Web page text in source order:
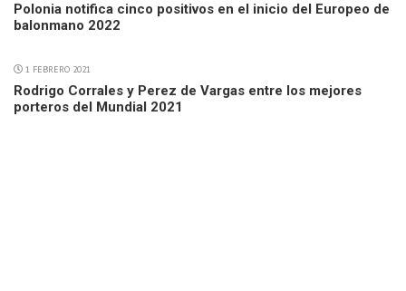
Polonia notifica cinco positivos en el inicio del Europeo de
balonmano 2022
1 FEBRERO 2021
Rodrigo Corrales y Perez de Vargas entre los mejores
porteros del Mundial 2021